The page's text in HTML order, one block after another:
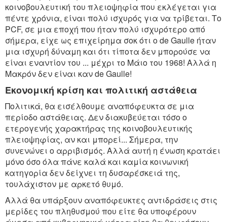
κοινοβουλευτική του πλειοψηφία που εκλέγεται για
πέντε χρόνια, είναι πολύ ισχυρός για να τρίβεται. Το
PCF, σε μια εποχή που ήταν πολύ ισχυρότερο από
σήμερα, είχε ως επιχείρημα σοκ ότι ο de Gaulle ήταν
μια ισχυρή δύναμη και ότι τίποτα δεν μπορούσε να
είναι εναντίον του ... μέχρι το Μάιο του 1968! Αλλά η
Mακρόν δεν είναι καν de Gaulle!
Εκονομική κρίση και πολιτική αστάθεια
Πολιτικά, θα εισέλθουμε αναπόφευκτα σε μια
περίοδο αστάθειας. Δεν διακυβεύεται τόσο ο
ετερογενής χαρακτήρας της κοινοβουλευτικής
πλειοψηφίας, αν και μπορεί... Σήμερα, την
συνενώνει ο αρριβισμός. Αλλά αυτή η ένωση κρατάει
μόνο όσο όλα πάνε καλά και καμία κοινωνική
κατηγορία δεν δείχνει τη δυσαρέσκειά της,
τουλάχιστον με αρκετό θυμό.
Αλλά θα υπάρξουν αναπόφευκτες αντιδράσεις στις
μερίδες του πληθυσμού που είτε θα υποφέρουν